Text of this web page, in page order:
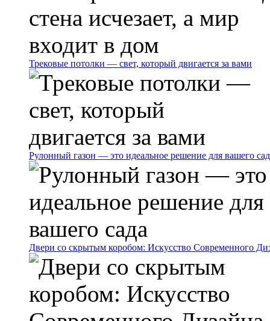
Трековые потолки — свет, который двигается за вами
Рулонный газон — это идеальное решение для вашего
Двери со скрытым коробом: Искусство Современного